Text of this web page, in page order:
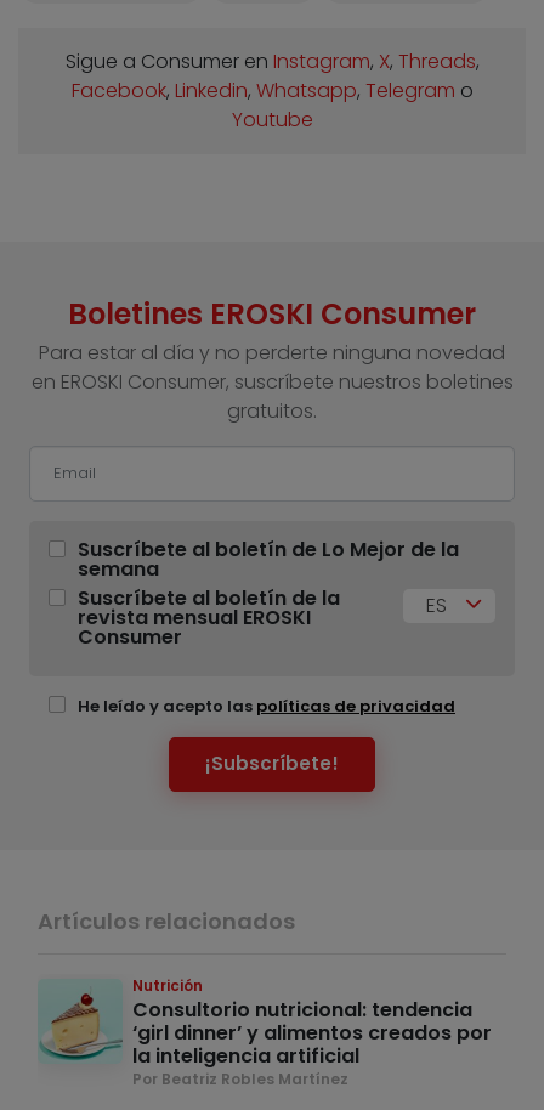
Sigue a Consumer en Instagram, X, Threads,
Facebook, Linkedin, Whatsapp, Telegram o
Youtube
Boletines EROSKI Consumer
Para estar al día y no perderte ninguna novedad
en EROSKI Consumer, suscríbete nuestros boletines
gratuitos.
Suscríbete al boletín de Lo Mejor de la
semana
Suscríbete al boletín de la
revista mensual EROSKI
Consumer
ES
He leído y acepto las políticas de privacidad
¡Subscríbete!
Artículos relacionados
Nutrición
Consultorio nutricional: tendencia
‘girl dinner’ y alimentos creados por
la inteligencia artificial
Por Beatriz Robles Martínez